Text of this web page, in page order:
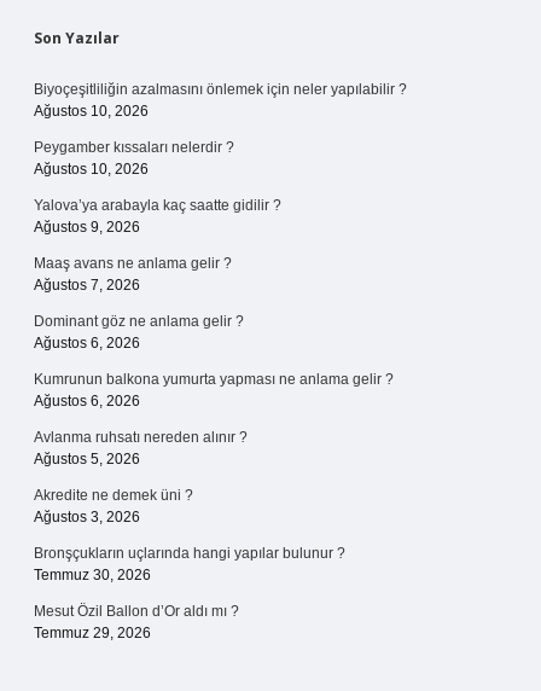
Sidebar
Son Yazılar
Biyoçeşitliliğin azalmasını önlemek için neler yapılabilir ?
Ağustos 10, 2026
Peygamber kıssaları nelerdir ?
Ağustos 10, 2026
Yalova’ya arabayla kaç saatte gidilir ?
Ağustos 9, 2026
Maaş avans ne anlama gelir ?
Ağustos 7, 2026
Dominant göz ne anlama gelir ?
Ağustos 6, 2026
Kumrunun balkona yumurta yapması ne anlama gelir ?
Ağustos 6, 2026
Avlanma ruhsatı nereden alınır ?
Ağustos 5, 2026
Akredite ne demek üni ?
Ağustos 3, 2026
Bronşçukların uçlarında hangi yapılar bulunur ?
Temmuz 30, 2026
Mesut Özil Ballon d’Or aldı mı ?
Temmuz 29, 2026